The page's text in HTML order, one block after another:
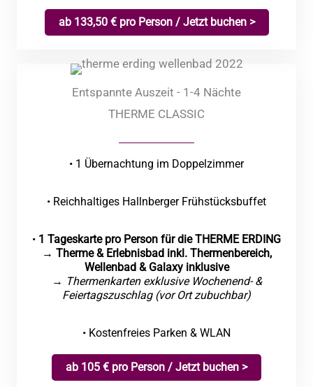
ab 133,50 € pro Person / Jetzt buchen >
Entspannte Auszeit - 1-4 Nächte
THERME CLASSIC
• 1 Übernachtung im Doppelzimmer
• Reichhaltiges Hallnberger Frühstücksbuffet
• 1 Tageskarte pro Person für die THERME ERDING
→ Therme & Erlebnisbad inkl. Thermenbereich,
Wellenbad & Galaxy inklusive
→ Thermenkarten exklusive Wochenend- &
Feiertagszuschlag (vor Ort zubuchbar)
• Kostenfreies Parken & WLAN
ab 105 € pro Person / Jetzt buchen >